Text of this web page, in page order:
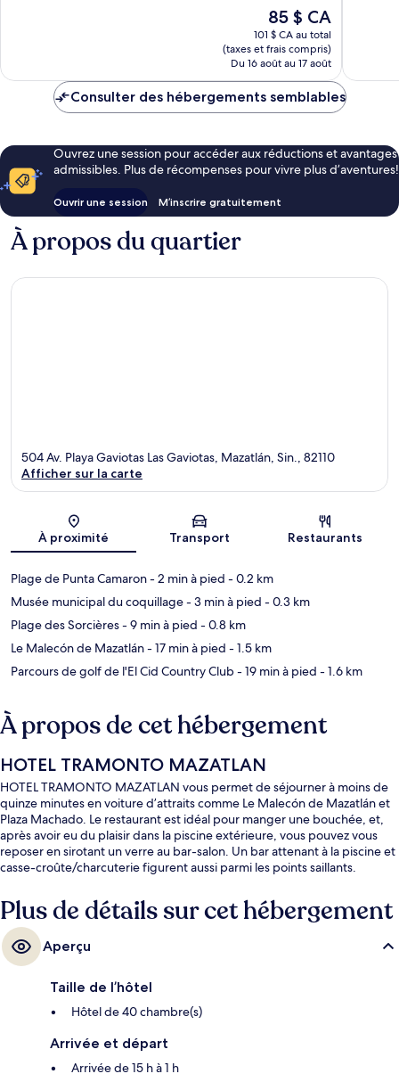
Le
prix
est
de
85 $ CA
85 $ CA
101 $ CA au total
(taxes et frais compris)
Du 16 août au 17 août
Consulter des hébergements semblables
Ouvrez une session pour accéder aux réductions et avantages
admissibles. Plus de récompenses pour vivre plus d’aventures!
Ouvrir une session M’inscrire gratuitement
À propos du quartier
Carte
504 Av. Playa Gaviotas Las Gaviotas, Mazatlán, Sin., 82110
Afficher sur la carte
À proximité Transport Restaurants
Plage de Punta Camaron- 2 min à pied - 0.2 km
Musée municipal du coquillage- 3 min à pied - 0.3 km
Plage des Sorcières- 9 min à pied - 0.8 km
Le Malecón de Mazatlán- 17 min à pied - 1.5 km
Parcours de golf de l'El Cid Country Club- 19 min à pied - 1.6 km
À propos de cet hébergement
HOTEL TRAMONTO MAZATLAN
HOTEL TRAMONTO MAZATLAN vous permet de séjourner à moins de
quinze minutes en voiture d’attraits comme Le Malecón de Mazatlán et
Plaza Machado. Le restaurant est idéal pour manger une bouchée, et,
après avoir eu du plaisir dans la piscine extérieure, vous pouvez vous
reposer en sirotant un verre au bar-salon. Un bar attenant à la piscine et
casse-croûte/charcuterie figurent aussi parmi les points saillants.
Plus de détails sur cet hébergement
Aperçu
Taille de l’hôtel
Hôtel de 40 chambre(s)
Arrivée et départ
Arrivée de 15 h à 1 h